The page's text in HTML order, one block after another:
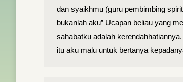
dan syaikhmu (guru pembimbing
bukanlah aku” Ucapan beliau yang
sahabatku adalah
itu aku malu untuk bertanya